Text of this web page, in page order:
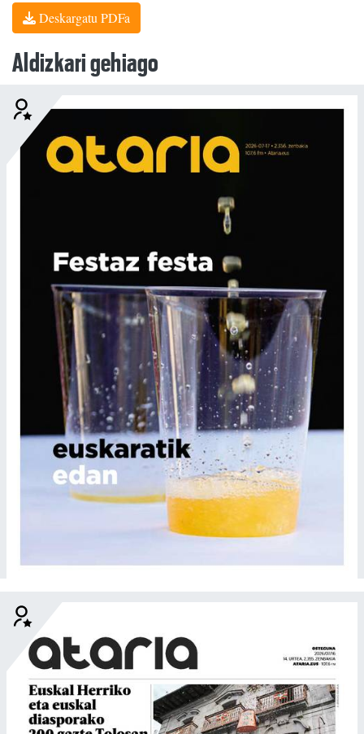
Deskargatu PDFa
Aldizkari gehiago